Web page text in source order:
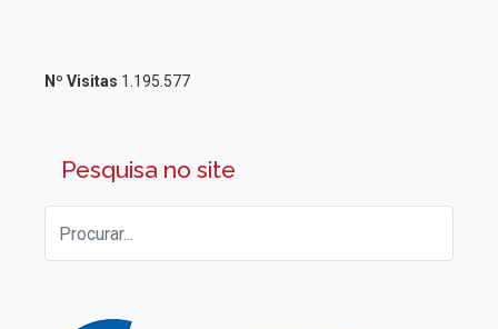
Nº Visitas 1.195.577
Pesquisa no site